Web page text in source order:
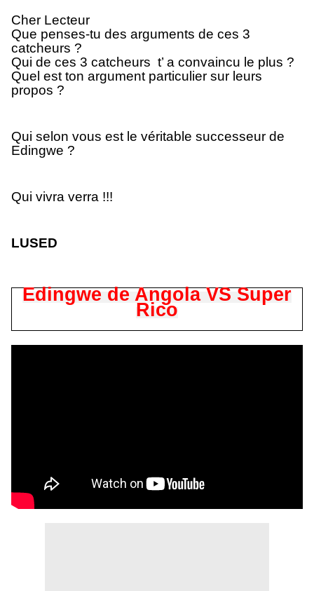
Cher Lecteur
Que penses-tu des arguments de ces 3
catcheurs ?
Qui de ces 3 catcheurs t’ a convaincu le plus ?
Quel est ton argument particulier sur leurs
propos ?
Qui selon vous est le véritable successeur de
Edingwe ?
Qui vivra verra !!!
LUSED
Edingwe de Angola VS Super
Rico